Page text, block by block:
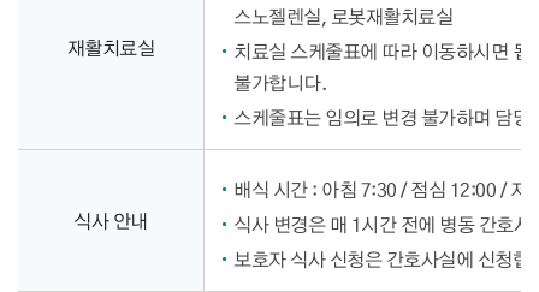
재활치료실
스노젤렌실, 로봇재활치료실
치료실 스케줄표에 따라 이동하시면
불가합니다.
스케줄표는 임의로 변경 불가하며 담
식사 안내
배식 시간 : 아침 7:30 / 점심 12:00 / 저
식사 변경은 매 1시간 전에 병동 간호
보호자 식사 신청은 간호사실에 신청